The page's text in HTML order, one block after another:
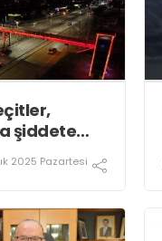
şiddete
2025 Pazartesi